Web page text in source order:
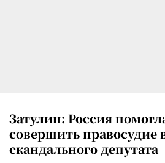
Затулин: Россия
совершить правосудие
скандального депутата